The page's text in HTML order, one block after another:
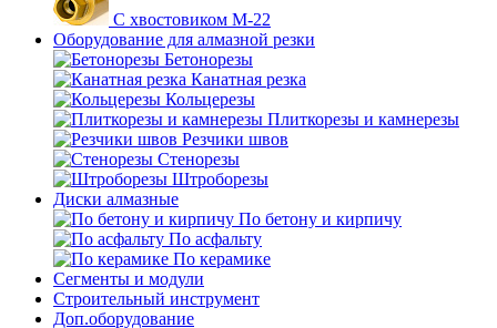
С хвостовиком М-22
Оборудование для алмазной резки
Бетонорезы
Канатная резка
Кольцерезы
Плиткорезы и камнерезы
Резчики швов
Стенорезы
Штроборезы
Диски алмазные
По бетону и кирпичу
По асфальту
По керамике
Сегменты и модули
Строительный инструмент
Доп.оборудование